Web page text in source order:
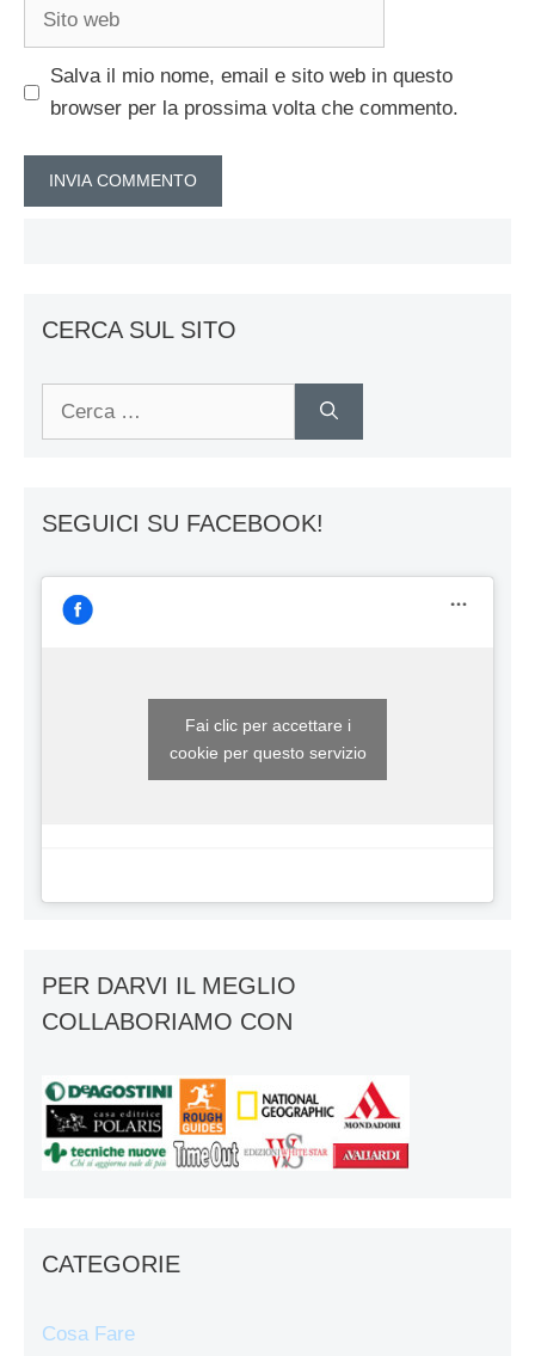
Sito
Salva il mio nome, email e sito web in questo
browser per la prossima volta che commento.
CERCA SUL SITO
Ricerca
SEGUICI SU FACEBOOK!
Fai clic per accettare i
cookie per questo servizio
PER DARVI IL MEGLIO
COLLABORIAMO CON
CATEGORIE
Cosa Fare